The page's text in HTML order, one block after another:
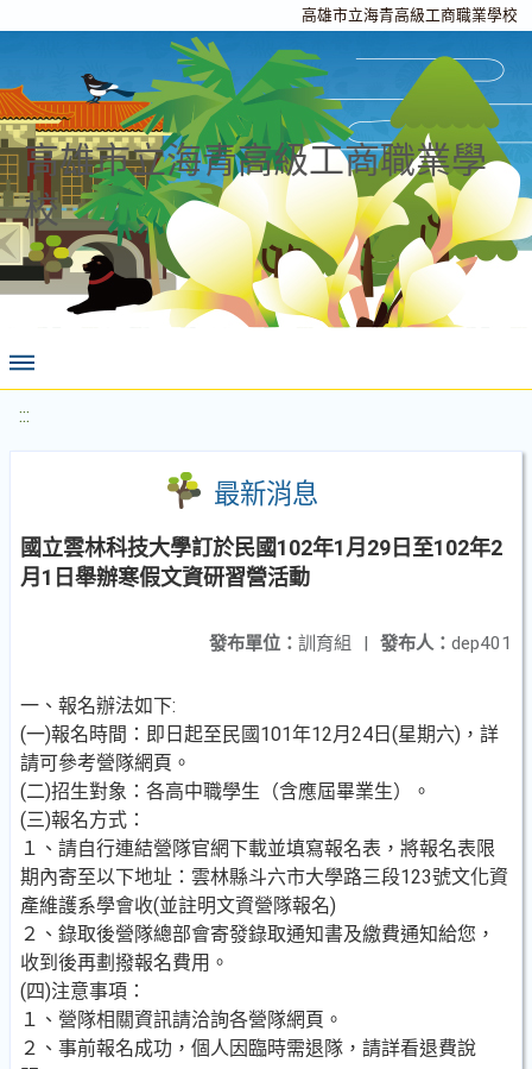
高雄市立海青高級工商職業學校
高雄市立海青高級工商職業學
校
:::
最新消息
國立雲林科技大學訂於民國102年1月29日至102年2
月1日舉辦寒假文資研習營活動
發布人： dep401
發布單位： 訓育組 |
一、報名辦法如下:
(一)報名時間：即日起至民國101年12月24日(星期六)，詳
請可參考營隊網頁。
(二)招生對象：各高中職學生（含應屆畢業生）。
(三)報名方式：
１、請自行連結營隊官網下載並填寫報名表，將報名表限
期內寄至以下地址：雲林縣斗六市大學路三段123號文化資
產維護系學會收(並註明文資營隊報名)
２、錄取後營隊總部會寄發錄取通知書及繳費通知給您，
收到後再劃撥報名費用。
(四)注意事項：
１、營隊相關資訊請洽詢各營隊網頁。
２、事前報名成功，個人因臨時需退隊，請詳看退費說